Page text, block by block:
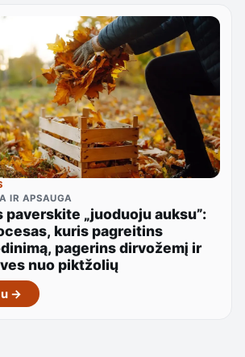
IR APSAUGA
paverskite „juoduoju auksu”:
kuris pagreitins
pagerins dirvožemį ir
nuo piktžolių
→